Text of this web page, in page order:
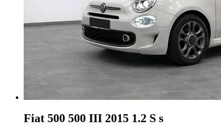
Fiat 500 500 III 2015 1.2 S s